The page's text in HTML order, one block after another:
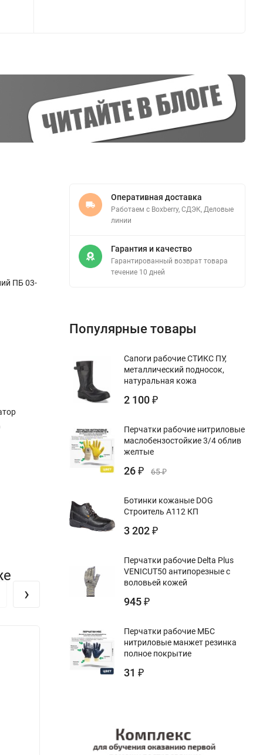
ПБ 03-
›
Оперативная доставка
Работаем с Boxberry, СДЭК, Деловые
линии
Гарантия и качество
Гарантированный возврат товара
течение 10 дней
Популярные товары
Сапоги рабочие СТИКС ПУ,
металлический подносок,
натуральная кожа
2 100 ₽
Перчатки рабочие нитриловые
маслобензостойкие 3/4 облив
желтые
26 ₽ 65₽
Ботинки кожаные DOG
Строитель А112 КП
3 202 ₽
Перчатки рабочие Delta Plus
VENICUT50 антипорезные с
воловьей кожей
945 ₽
Перчатки рабочие МБС
нитриловые манжет резинка
полное покрытие
31 ₽